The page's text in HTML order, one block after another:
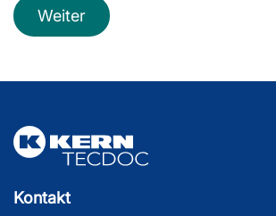
Weiter
Kontakt